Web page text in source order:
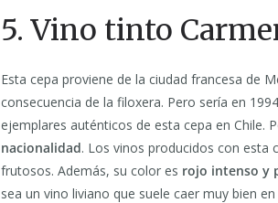
5. Vino tinto
Esta cepa proviene de la ciudad francesa de
consecuencia de la filoxera. Pero sería en
ejemplares auténticos de esta cepa en Chile.
nacionalidad. Los vinos producidos con esta
frutosos. Además, su color es rojo intenso y
sea un vino liviano que suele caer muy bien